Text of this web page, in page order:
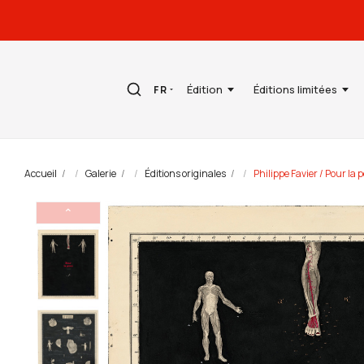
FR Édition Éditions limitées
Accueil Galerie Éditions originales Philippe Favier / Pour la
⌃